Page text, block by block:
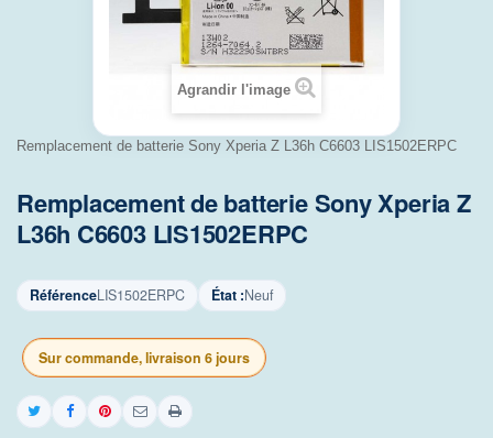
Agrandir l'image
Remplacement de batterie Sony Xperia Z
L36h C6603 LIS1502ERPC
RéférenceLIS1502ERPC État :Neuf
Remplacement de batterie Sony Xperia Z L36h C6603 LIS1502ERPC
Sur commande, livraison 6 jours